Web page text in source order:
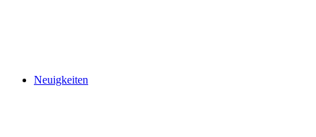
Neuigkeiten